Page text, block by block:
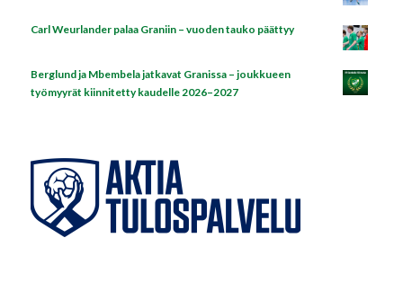
Carl Weurlander palaa Graniin – vuoden tauko päättyy
Berglund ja Mbembela jatkavat Granissa – joukkueen
työmyyrät kiinnitetty kaudelle 2026–2027